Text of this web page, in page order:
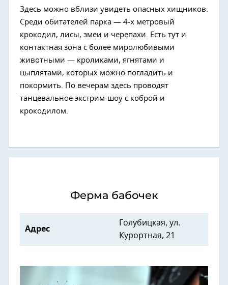
Здесь можно вблизи увидеть опасных хищников.
Среди обитателей парка — 4-х метровый
крокодил, лисы, змеи и черепахи. Есть тут и
контактная зона с более миролюбивыми
животными — кроликами, ягнятами и
цыплятами, которых можно погладить и
покормить. По вечерам здесь проводят
танцевальное экстрим-шоу с коброй и
крокодилом.
Ферма бабочек
Адрес
Голубицкая, ул.
Курортная, 21